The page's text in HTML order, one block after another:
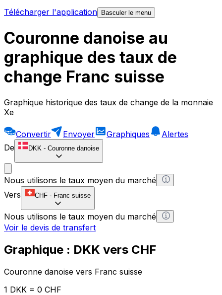
Télécharger l'application
Basculer le menu
Couronne danoise au
graphique des taux de
change Franc suisse
Graphique historique des taux de change de la monnaie
Xe
Convertir Envoyer Graphiques
Alertes
De
DKK - Couronne danoise
Nous utilisons le taux moyen du marché
Vers
CHF - Franc suisse
Nous utilisons le taux moyen du marché
Voir le devis de transfert
Graphique : DKK vers CHF
Couronne danoise vers Franc suisse
1 DKK = 0 CHF